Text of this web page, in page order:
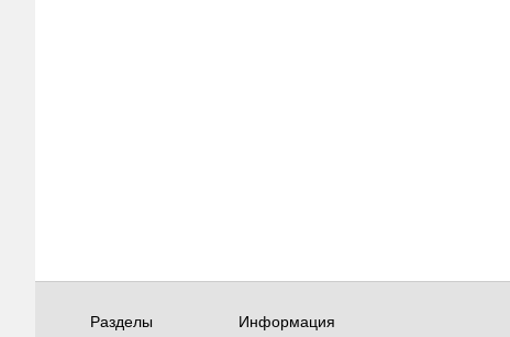
Разделы Информация